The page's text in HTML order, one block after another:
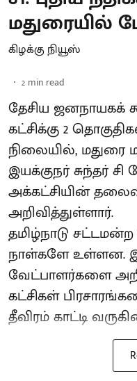
மதுரையில்
கிழக்கு நியூஸ்
2 min read
தேசிய ஜனநாயகக்
கட்சிக்கு 2
நிலையில், மதுரை
இயக்குநர் சுந்தர்
அக்கட்சியின்
அறிவித்துள்ளார்.
தமிழ்நாடு
நாள்களே உள்ளன.
வேட்பாளர்களை
கட்சிகள்
தீவிரம் காட்டி